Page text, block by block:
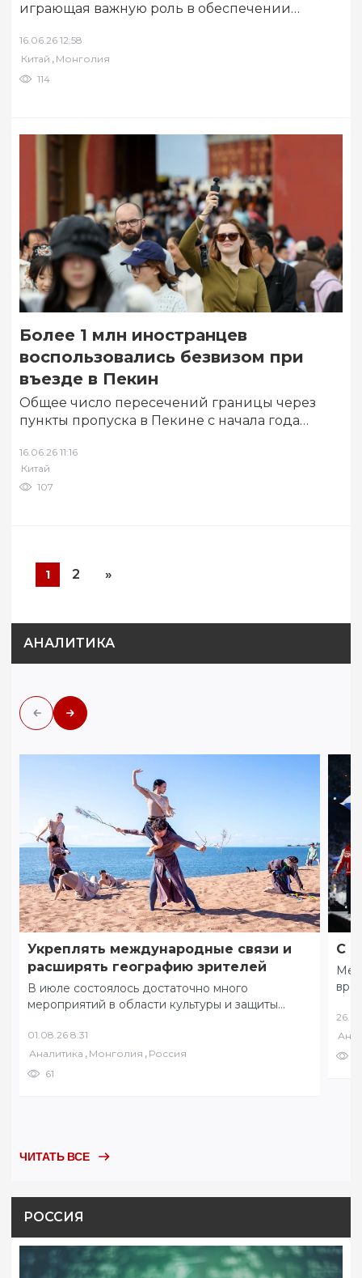
играющая важную роль в обеспечении
условий проживания и труда жителей
Улаанбаатара, а…
16.06.26 12:58
Китай , Монголия
114
Более 1 млн иностранцев
воспользовались безвизом при
въезде в Пекин
Общее число пересечений границы через
пункты пропуска в Пекине с начала года
16.06.26 11:16
Китай
107
1 2 »
АНАЛИТИКА
Укреплять международные связи и
расширять географию зрителей
В июле состоялось достаточно много
мероприятий в области культуры и защиты
уголках Забайкалья…
01.08.26 8:31
Аналитика , Монголия , Россия
61
С
ЧИТАТЬ ВСЕ
РОССИЯ